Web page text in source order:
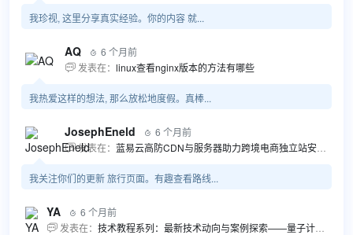
我珍视, 这里分享真实经验。你的内容 就...
AQ  6 个月前
 发表在： linux查看nginx版本的方法有哪些
我热爱这样的想法, 那么放松地度假。真棒...
JosephEneld  6 个月前
 发表在： 蓝易云高防CDN与服务器助力跨境电商独立站安全高效发展
我关注你们的更新 旅行页面。有趣查看路线...
YA  6 个月前
 发表在： 技术教程系列：最新技术动向与案例探索——量子计算商业应用揭秘 该教程将深入探索最新技术动态，重点关注量子计算技术在商业领域的应用，结合具体案例阐述其背景、起因、经过和结果。同时，强调技术文档和运维文档的重要性，揭示它们在新技术发展和行业标准...